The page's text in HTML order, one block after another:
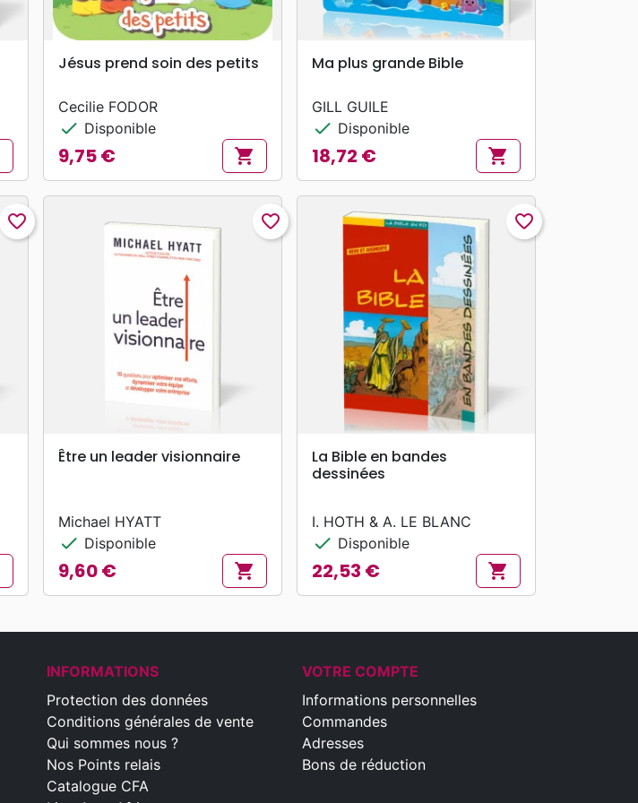
search APERÇU RAPIDE
Jésus prend soin des petits
Cecilie FODOR
check Disponible
Prix
9,75 € shopping_cart
search APERÇU RAPIDE
Ma plus grande Bible
GILL GUILE
check Disponible
Prix
18,72 € shopping_cart
favorite_border
search APERÇU RAPIDE
favorite_border
Être un leader visionnaire
Michael HYATT
check Disponible
Prix
9,60 € shopping_cart
search APERÇU RAPIDE
favorite_border
La Bible en bandes
dessinées
I. HOTH & A. LE BLANC
check Disponible
Prix
22,53 € shopping_cart
INFORMATIONS
Protection des données
Conditions générales de vente
Qui sommes nous ?
Nos Points relais
Catalogue CFA
VOTRE COMPTE
Informations personnelles
Commandes
Adresses
Bons de réduction